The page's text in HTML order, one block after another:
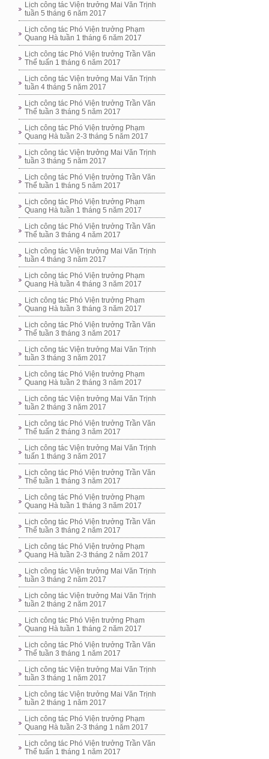
Lịch công tác Viện trưởng Mai Văn Trịnh
tuần 5 tháng 6 năm 2017
Lịch công tác Phó Viện trưởng Phạm
Quang Hà tuần 1 tháng 6 năm 2017
Lịch công tác Phó Viện trưởng Trần Văn
Thể tuấn 1 tháng 6 năm 2017
Lịch công tác Viện trưởng Mai Văn Trịnh
tuần 4 tháng 5 năm 2017
Lịch công tác Phó Viện trưởng Trần Văn
Thể tuần 3 tháng 5 năm 2017
Lịch công tác Phó Viện trưởng Phạm
Quang Hà tuần 2-3 tháng 5 năm 2017
Lịch công tác Viện trưởng Mai Văn Trịnh
tuần 3 tháng 5 năm 2017
Lịch công tác Phó Viện trưởng Trần Văn
Thể tuần 1 tháng 5 năm 2017
Lịch công tác Phó Viện trưởng Phạm
Quang Hà tuần 1 tháng 5 năm 2017
Lịch công tác Phó Viện trưởng Trần Văn
Thể tuần 3 tháng 4 năm 2017
Lịch công tác Viện trưởng Mai Văn Trịnh
tuần 4 tháng 3 năm 2017
Lịch công tác Phó Viện trưởng Phạm
Quang Hà tuần 4 tháng 3 năm 2017
Lịch công tác Phó Viện trưởng Phạm
Quang Hà tuần 3 tháng 3 năm 2017
Lịch công tác Phó Viện trưởng Trần Văn
Thể tuần 3 tháng 3 năm 2017
Lịch công tác Viện trưởng Mai Văn Trịnh
tuần 3 tháng 3 năm 2017
Lịch công tác Phó Viện trưởng Phạm
Quang Hà tuần 2 tháng 3 năm 2017
Lịch công tác Viện trưởng Mai Văn Trịnh
tuần 2 tháng 3 năm 2017
Lịch công tác Phó Viện trưởng Trần Văn
Thể tuấn 2 tháng 3 năm 2017
Lịch công tác Viện trưởng Mai Văn Trịnh
tuấn 1 tháng 3 năm 2017
Lịch công tác Phó Viện trưởng Trần Văn
Thể tuần 1 tháng 3 năm 2017
Lịch công tác Phó Viện trưởng Phạm
Quang Hà tuần 1 tháng 3 năm 2017
Lịch công tác Phó Viện trưởng Trần Văn
Thể tuần 3 tháng 2 năm 2017
Lịch công tác Phó Viện trưởng Phạm
Quang Hà tuần 2-3 tháng 2 năm 2017
Lịch công tác Viện trưởng Mai Văn Trịnh
tuần 3 tháng 2 năm 2017
Lịch công tác Viện trưởng Mai Văn Trịnh
tuần 2 tháng 2 năm 2017
Lịch công tác Phó Viện trưởng Phạm
Quang Hà tuần 1 tháng 2 năm 2017
Lịch công tác Phó Viện trưởng Trần Văn
Thể tuần 3 tháng 1 năm 2017
Lịch công tác Viện trưởng Mai Văn Trịnh
tuần 3 tháng 1 năm 2017
Lịch công tác Viện trưởng Mai Văn Trịnh
tuần 2 tháng 1 năm 2017
Lịch công tác Phó Viện trưởng Phạm
Quang Hà tuần 2-3 tháng 1 năm 2017
Lịch công tác Phó Viện trưởng Trần Văn
Thể tuấn 1 tháng 1 năm 2017